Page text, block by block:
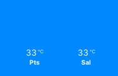
33 ℃
Pts
33 ℃
Sal